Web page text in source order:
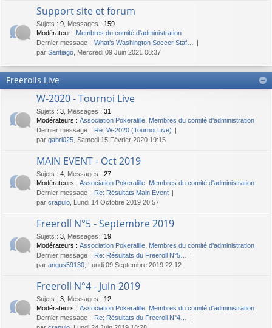
Support site et forum
Sujets : 9 Messages : 159
Modérateur : Membres du comité d'administration
Dernier message : What's Washington Soccer Staf…
par Santiago , Mercredi 09 Juin 2021 08:37
Freerolls Live
W-2020 - Tournoi Live
Sujets : 3 Messages : 31
Modérateurs : Association Pokeralille Membres du comité d'administration
Dernier message : Re: W-2020 (Tournoi Live)
par gabri025 , Samedi 15 Février 2020 19:15
MAIN EVENT - Oct 2019
Sujets : 4 Messages : 27
Modérateurs : Association Pokeralille Membres du comité d'administration
Dernier message : Re: Résultats Main Event
par crapulo , Lundi 14 Octobre 2019 20:57
Freeroll N°5 - Septembre 2019
Sujets : 3 Messages : 19
Modérateurs : Association Pokeralille Membres du comité d'administration
Dernier message : Re: Résultats du Freeroll N°5…
par angus59130 , Lundi 09 Septembre 2019 22:12
Freeroll N°4 - Juin 2019
Sujets : 3 Messages : 12
Modérateurs : Association Pokeralille Membres du comité d'administration
Dernier message : Re: Résultats du Freeroll N°4…